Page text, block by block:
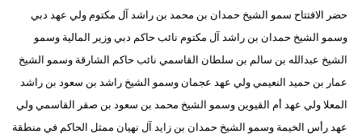
أبراج
فيديو
حضر الافتتاح سمو الشيخ حمدان بن محمد بن راشد آل مكتوم ولي عهد دبي
وسمو الشيخ حمدان بن راشد آل مكتوم نائب حاكم دبي وزير المالية وسمو
الشيخ عبدالله بن سالم بن سلطان القاسمي نائب حاكم الشارقة وسمو الشيخ
عمار بن حميد النعيمي ولي عهد عجمان وسمو الشيخ راشد بن سعود بن راشد
المعلا ولي عهد أم القيوين وسمو الشيخ محمد بن سعود بن صقر القاسمي ولي
عهد رأس الخيمة وسمو الشيخ حمدان بن زايد آل نهيان ممثل الحاكم في منطقة